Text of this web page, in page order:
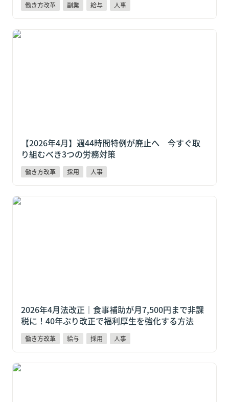
働き方改革 副業 給与 人事
【2026年4月】週44時間特例が廃止へ 今すぐ取り組
【2026年4月】週44時間特例が廃止へ　今すぐ取
り組むべき3つの労務対策
働き方改革 採用 人事
2026年4月法改正｜食事補助が月7,500円まで非課税
2026年4月法改正｜食事補助が月7,500円まで非課
税に！40年ぶり改正で福利厚生を強化する方法
働き方改革 給与 採用 人事
【2026年4月法改正】130万円の壁が変わる！スポット